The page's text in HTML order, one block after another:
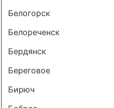
Белогорск
Белореченск
Бердянск
Береговое
Бирюч